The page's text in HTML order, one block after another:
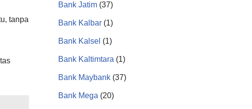
tanpa
Bank Jatim (37)
Bank Kalbar (1)
Bank Kalsel (1)
Bank Kaltimtara (1)
Bank Maybank (37)
Bank Mega (20)